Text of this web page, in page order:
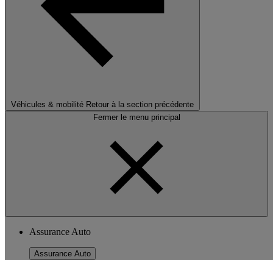
Véhicules & mobilité Retour à la section précédente
Fermer le menu principal
Assurance Auto
Assurance Auto